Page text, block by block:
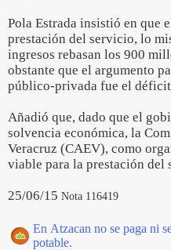
Pola Estrada insistió en que
prestación del servicio, lo
ingresos rebasan los 900
obstante que el argumento
público-privada fue el
Añadió que, dado que el
solvencia económica, la
Veracruz (CAEV), como
viable para la prestación del
25/06/15 Nota 116419
En Atzacan no se paga ni
potable.